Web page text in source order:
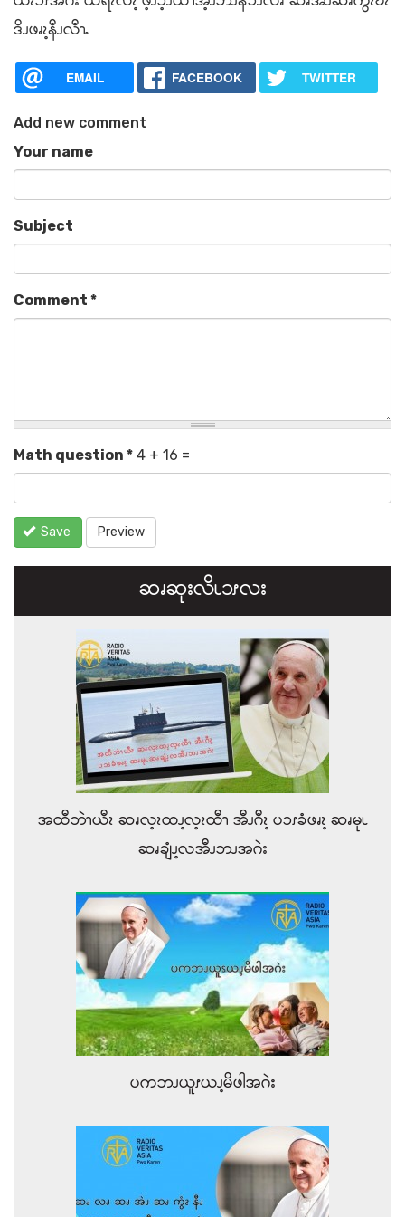
ဒိၪဖၧၩ့နီၪလီၫႉ
EMAIL FACEBOOK TWITTER
Add new comment
Your name
Subject
Comment *
Math question * 4 + 16 =
Save Preview
ဆၧဆုးလိၬ၁ၭလး
အထီဘဲၫယီၩ ဆၧလ့ၩထၪ့လ့ၩထီၫ အီၪဂီၩ့ ပၥၭခံဖၧၩ့ ဆၧမုၬ
ဆၧချံၪ့လအီၪဘၪအဂဲး
ပကဘၪယူၭယၪ့မိဖါအဂဲး